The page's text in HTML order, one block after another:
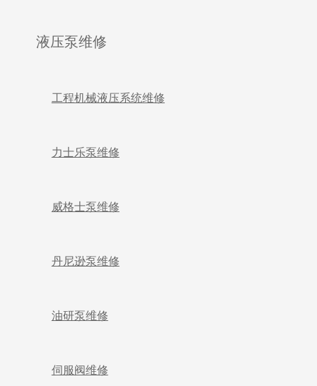
液压泵维修
工程机械液压系统维修
力士乐泵维修
威格士泵维修
丹尼逊泵维修
油研泵维修
伺服阀维修